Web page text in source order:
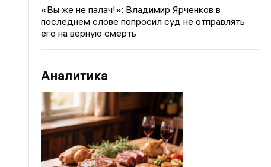
«Вы же не палач!»: Владимир Ярченков в
последнем слове попросил суд не отправлять
его на верную смерть
Аналитика